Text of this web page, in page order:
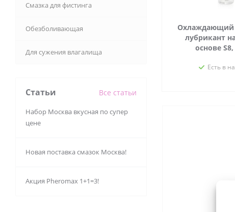
Охлаждающий
лубрикант
основе
Есть в
Смазка для фистинга
Обезболивающая
Для сужения влагалища
Статьи Все статьи
Набор Москва вкусная по супер
цене
Новая поставка смазок Москва!
Акция Pheromax 1+1=3!